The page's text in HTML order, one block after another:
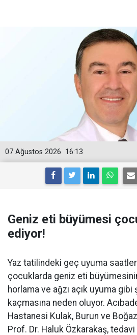
16:13
07 Ağustos 2026
Geniz eti büyümesi
ediyor!
Yaz tatilindeki geç uyuma
çocuklarda geniz eti
horlama ve ağzı açık uyuma
kaçmasına neden oluyor.
Hastanesi Kulak, Burun ve Boğaz
Prof. Dr. Haluk Özkarakaş,